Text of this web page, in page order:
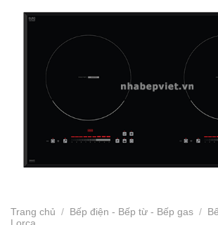
Trang chủ / Bếp điện - Bếp từ - Bếp gas /
Lorca